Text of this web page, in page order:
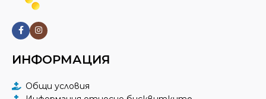
ИНФОРМАЦИЯ
Общи условия